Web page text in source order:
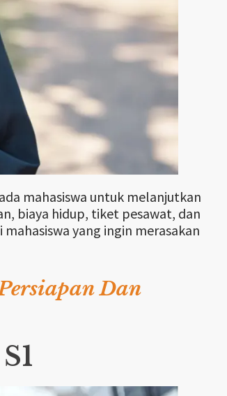
mahasiswa untuk melanjutkan
biaya hidup, tiket pesawat, dan
yang ingin merasakan
Dan